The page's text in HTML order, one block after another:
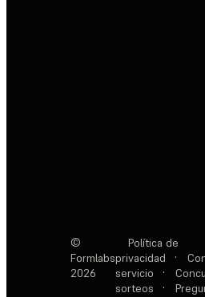
©
Formlabs
2026
Política de
privacidad
·
servicio
·
sorteos
·